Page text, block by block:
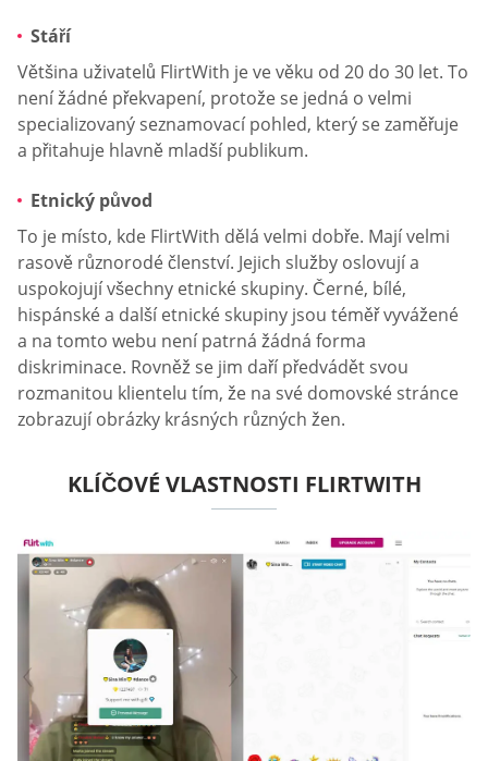
Stáří
Většina uživatelů FlirtWith je ve věku od 20 do 30 let. To
není žádné překvapení, protože se jedná o velmi
specializovaný seznamovací pohled, který se zaměřuje
a přitahuje hlavně mladší publikum.
Etnický původ
To je místo, kde FlirtWith dělá velmi dobře. Mají velmi
rasově různorodé členství. Jejich služby oslovují a
uspokojují všechny etnické skupiny. Černé, bílé,
hispánské a další etnické skupiny jsou téměř vyvážené
a na tomto webu není patrná žádná forma
diskriminace. Rovněž se jim daří předvádět svou
rozmanitou klientelu tím, že na své domovské stránce
zobrazují obrázky krásných různých žen.
KLÍČOVÉ VLASTNOSTI FLIRTWITH